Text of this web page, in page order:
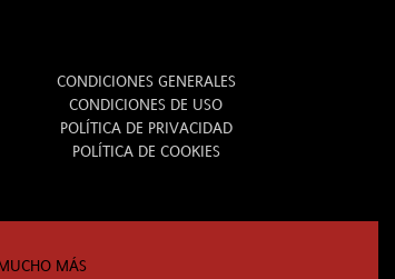
CONDICIONES GENERALES
CONDICIONES DE USO
POLÍTICA DE PRIVACIDAD
POLÍTICA DE COOKIES
MÁS